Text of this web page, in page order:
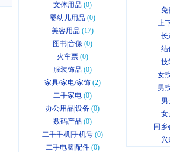
文体用品 (0)
婴幼儿用品 (0)
美容用品 (17)
图书|音像 (0)
火车票 (0)
服装饰品 (0)
家具/家电/家饰 (2)
二手家电 (0)
办公用品|设备 (0)
数码产品 (0)
二手手机|手机号 (0)
二手电脑|配件 (0)
免
上
长
结
技
女
男
男
女
同乡
兴